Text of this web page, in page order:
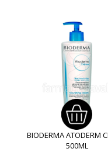
BIODERMA ATODERM
500ML